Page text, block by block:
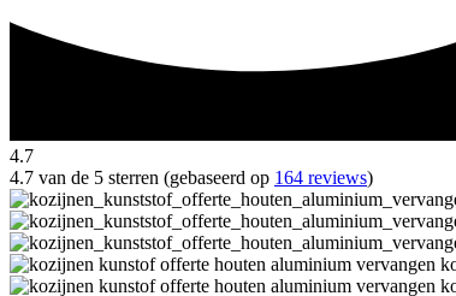
4.7
4.7 van de 5 sterren (gebaseerd op 164 reviews)